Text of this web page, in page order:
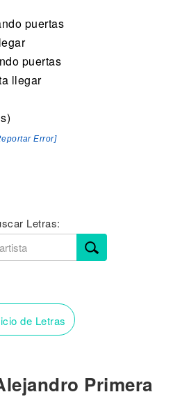
puertas
puertas
llegar
Error]
Letras:
de Letras
Primera